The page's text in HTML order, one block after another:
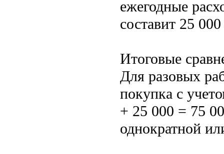
ежегодные
составит 25
Итоговые
Для разовых
покупка с
+ 25 000 = 75
однократной